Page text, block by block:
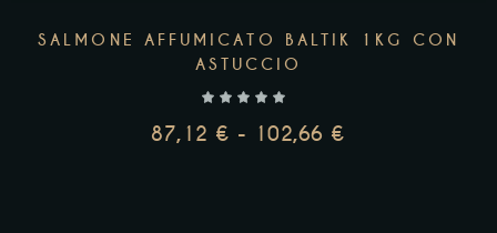
SALMONE AFFUMICATO BALTIK 1KG CON
ASTUCCIO
87,12 € - 102,66 €